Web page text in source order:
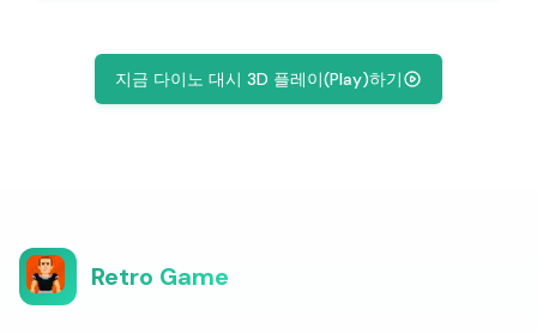
지금 다이노 대시 3D 플레이(Play)하기
Retro Game